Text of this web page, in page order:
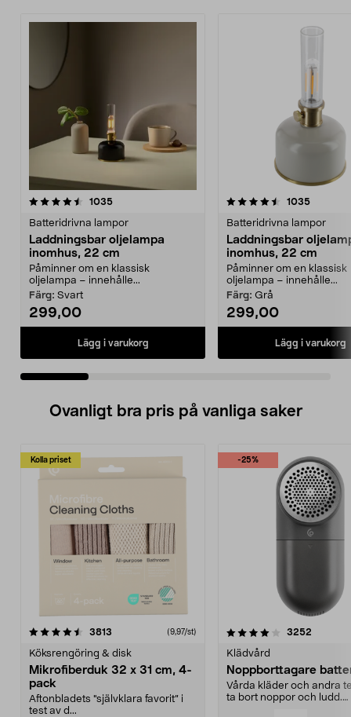
1035recensioner
Batteridrivna lampor
Laddningsbar oljelampa
inomhus, 22 cm
Påminner om en klassisk
oljelampa – innehålle...
Färg: Svart
299,00
Lägg i varukorg
4.5 av 5 stjärnor 1035
Batteridrivna lampor
Laddningsbar
inomhus, 22 cm
Påminner om en klassisk
oljelampa – innehålle...
Färg: Grå
299,00
Lägg i varukorg
4.0 av 5 stjärnor
Ovanligt bra pris på vanliga saker
Kolla priset
3813 (9,97/st)
Köksrengöring & disk
Mikrofiberduk 32 x 31 cm, 4-
pack
Aftonbladets "självklara favorit” i
test av d...
-25%
4.0av 5 stjärnor 3252
Klädvård
Noppborttagare
Vårda kläder och andra
ta bort noppor och ludd.
4.5av 5 stjärnor